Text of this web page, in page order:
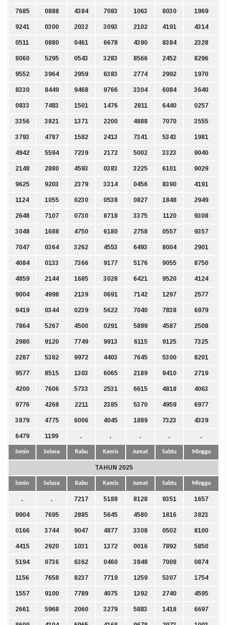
7685 0888 4384 7083 1063 8030 1969
9241 0300 2032 3093 2102 4191 4314
0511 0880 0461 6678 4390 8384 2328
8060 5295 0543 3283 8566 2452 8296
9552 3964 2959 6383 2774 2992 1970
8330 8449 9468 9766 3304 6084 3640
0833 7483 1501 1476 2811 6440 0257
3356 3821 1371 2200 4888 7070 3555
3793 4787 1582 2413 7341 5343 1981
4942 5594 7239 2172 5002 3323 9040
2148 2880 4593 0383 3225 6101 9029
9625 9203 2379 3314 0456 8390 4191
1124 1055 0230 0538 0827 1848 2949
2648 7107 0730 8718 3375 1120 9308
3048 1688 4750 6180 2758 0557 9357
7047 0364 3262 4553 6493 8004 2901
4084 0133 7366 9177 5176 9055 8750
4859 2144 1685 3028 6421 9520 4124
9004 4998 2139 0691 7142 1297 2577
9419 0344 0239 5622 7040 7838 6979
7864 5267 4500 0291 5899 4587 2508
2980 9120 7749 9913 6115 9125 7325
2287 5382 9972 4403 7645 5300 8201
9577 8515 1303 6065 2189 9410 2719
4200 7606 5733 2531 6615 4818 4063
9776 4268 2211 2385 5370 4959 6977
3879 4775 6006 4045 1889 7323 4339
6479 1199 . . . . .
Senin Selasa Rabu Kamis Jumat Sabtu Minggu
TAHUN 2025
Senin Selasa Rabu Kamis Jumat Sabtu Minggu
. . 7217 5188 8128 9351 1657
9904 7695 2885 5645 4580 1816 3823
0166 3744 9047 4877 3308 0502 8100
4415 2920 1031 1372 0016 7892 5850
5194 0736 6362 0460 3848 7008 0874
1156 7658 8237 7719 1259 5307 1754
1557 9100 7789 4075 1392 2740 4595
2661 5968 2060 3279 5883 1418 6697